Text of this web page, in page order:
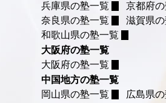
兵庫県の塾一覧
京都府
奈良県の塾一覧
滋賀県
和歌山県の塾一覧
大阪府の塾一覧
大阪府の塾一覧
中国地方の塾一覧
岡山県の塾一覧
広島県